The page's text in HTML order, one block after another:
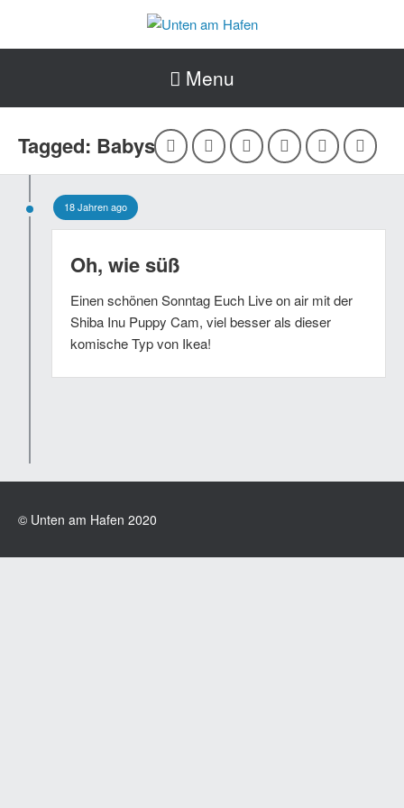
Menu
Tagged: Babys
18 Jahren ago
Oh, wie süß
Einen schönen Sonntag Euch Live on air mit der
Shiba Inu Puppy Cam, viel besser als dieser
komische Typ von Ikea!
© Unten am Hafen 2020